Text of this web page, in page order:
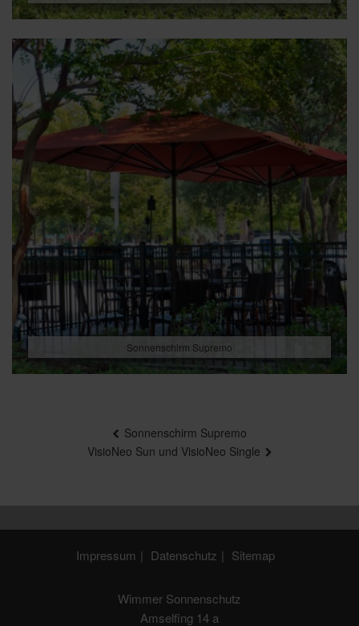
Sonnenschirm Supremo
Sonnenschirm Supremo
VisioNeo Sun und VisioNeo Single
Impressum Datenschutz Sitemap
Wimmer Sonnenschutz
Amselfing 14 a